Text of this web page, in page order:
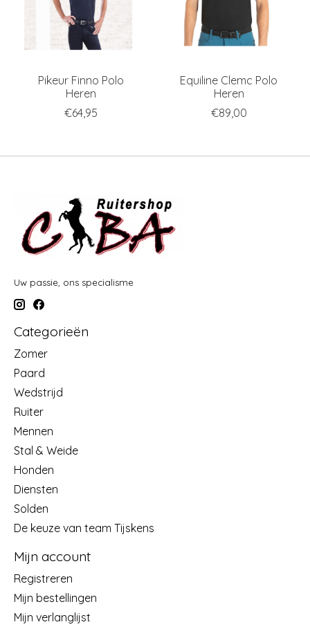
Pikeur Finno Polo
Heren
€64,95
Equiline Clemc Polo
Heren
€89,00
Uw passie, ons specialisme
Categorieën
Zomer
Paard
Wedstrijd
Ruiter
Mennen
Stal & Weide
Honden
Diensten
Solden
De keuze van team Tijskens
Mijn account
Registreren
Mijn bestellingen
Mijn verlanglijst